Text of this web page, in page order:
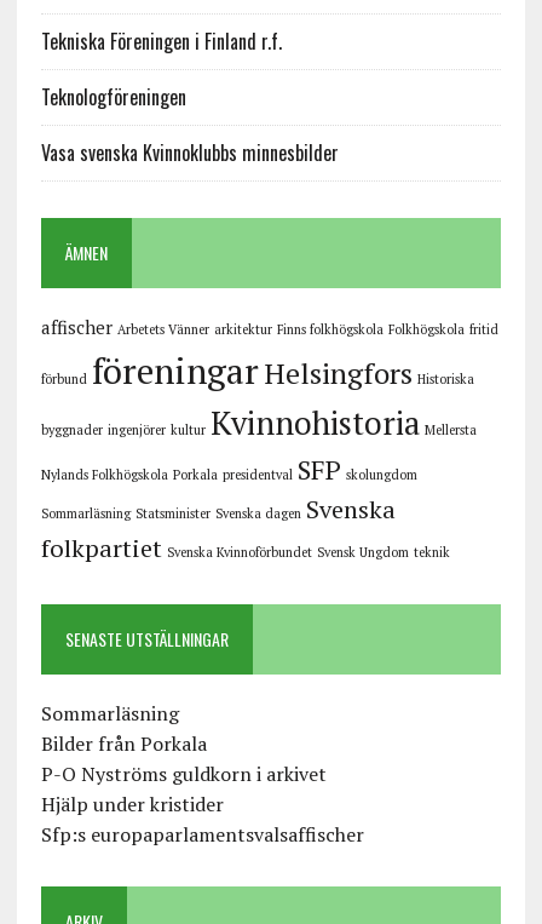
Tekniska Föreningen i Finland r.f.
Teknologföreningen
Vasa svenska Kvinnoklubbs minnesbilder
ÄMNEN
affischer Arbetets Vänner arkitektur Finns folkhögskola Folkhögskola fritid
förbund föreningarHelsingfors Historiska
byggnader ingenjörer kultur Kvinnohistoria Mellersta
Nylands Folkhögskola Porkala presidentval SFP skolungdom
Sommarläsning Statsminister Svenska dagen Svenska
folkpartiet Svenska Kvinnoförbundet Svensk Ungdom teknik
SENASTE UTSTÄLLNINGAR
Sommarläsning
Bilder från Porkala
P-O Nyströms guldkorn i arkivet
Hjälp under kristider
Sfp:s europaparlamentsvalsaffischer